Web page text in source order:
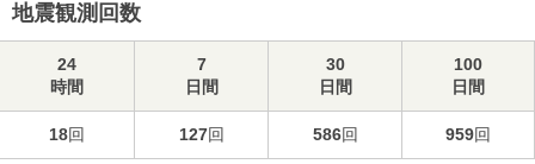
地震観測回数
24
時間
7
日間
30
日間
100
日間
18回 127回 586回 959回